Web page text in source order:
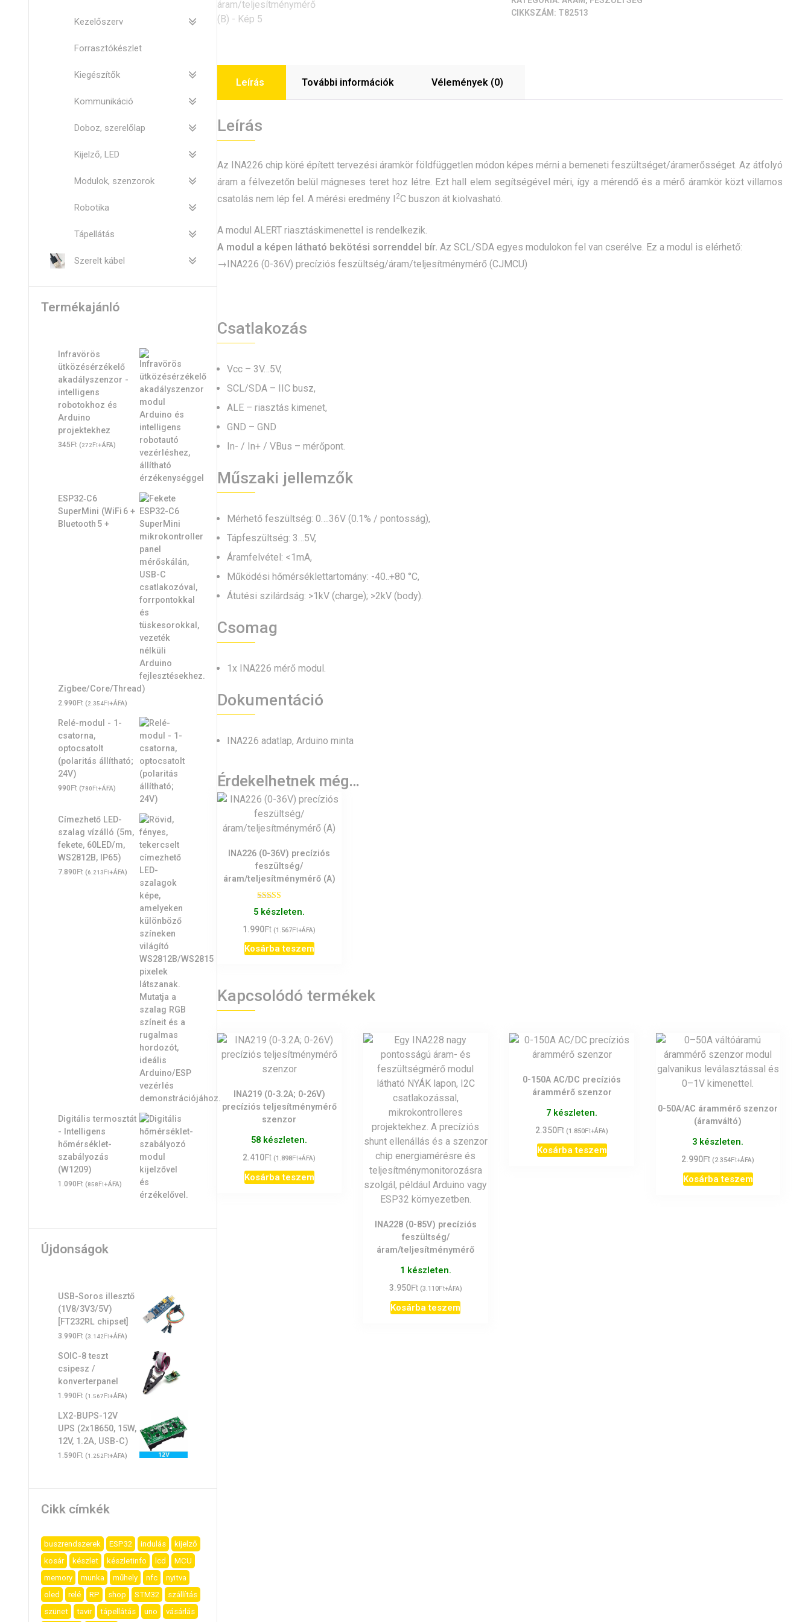
CIKKSZÁM: T82513
Leírás További információk Vélemények (0)
Leírás
Az INA226 chip köré épített tervezési áramkör földfüggetlen módon képes mérni a bemeneti feszültséget/áramerősséget. Az átfolyó
áram a félvezetőn belül mágneses teret hoz létre. Ezt hall elem segítségével méri, így a mérendő és a mérő áramkör közt villamos
csatolás nem lép fel. A mérési eredmény I 2C buszon át kiolvasható.
A modul ALERT riasztáskimenettel is rendelkezik.
A modul a képen látható bekötési sorrenddel bír. Az SCL/SDA egyes modulokon fel van cserélve. Ez a modul is elérhető:
→INA226 (0-36V) precíziós feszültség/áram/teljesítménymérő (CJMCU)
Csatlakozás
Vcc – 3V…5V,
SCL/SDA – IIC busz,
ALE – riasztás kimenet,
GND – GND
In- / In+ / VBus – mérőpont.
Műszaki jellemzők
Mérhető feszültség: 0….36V (0.1% / pontosság),
Tápfeszültség: 3…5V,
Áramfelvétel: <1mA,
Működési hőmérséklettartomány: -40..+80 °C,
Átutési szilárdság: >1kV (charge); >2kV (body).
Csomag
1x INA226 mérő modul.
Dokumentáció
INA226 adatlap, Arduino minta
Érdekelhetnek még…
INA226 (0-36V) precíziós
feszültség/
áram/teljesítménymérő (A)
Értékelés:
5.00
5 készleten.
1.990Ft (1.567Ft+ÁFA)
Kosárba teszem
Kapcsolódó termékek
INA219 (0-3.2A; 0-26V)
precíziós teljesítménymérő
szenzor
58 készleten.
2.410Ft (1.898Ft+ÁFA)
Kosárba teszem
INA228 (0-85V) precíziós
feszültség/
áram/teljesítménymérő
1 készleten.
3.950Ft (3.110Ft+ÁFA)
Kosárba teszem
0-150A AC/DC precíziós
árammérő szenzor
7 készleten.
2.350Ft (1.850Ft+ÁFA)
Kosárba teszem
0-50A/AC árammérő szenzor
(áramváltó)
3 készleten.
2.990Ft (2.354Ft+ÁFA)
Kosárba teszem
Kezelőszerv
Forrasztókészlet
Kiegészítők
Kommunikáció
Doboz, szerelőlap
Kijelző, LED
Modulok, szenzorok
Robotika
Tápellátás
Szerelt kábel
Termékajánló
Infravörös
ütközésérzékelő
akadályszenzor -
intelligens
robotokhoz és
Arduino
projektekhez
345Ft (272Ft+ÁFA)
ESP32‑C6
SuperMini (WiFi 6 +
Bluetooth 5 +
Zigbee/Core/Thread)
2.990Ft (2.354Ft+ÁFA)
Relé-modul - 1-
csatorna,
optocsatolt
(polaritás állítható;
24V)
990Ft (780Ft+ÁFA)
Címezhető LED-
szalag vízálló (5m,
fekete, 60LED/m,
WS2812B, IP65)
7.890Ft (6.213Ft+ÁFA)
Digitális termosztát
- Intelligens
hőmérséklet-
szabályozás
(W1209)
1.090Ft (858Ft+ÁFA)
Újdonságok
USB-Soros illesztő
(1V8/3V3/5V)
[FT232RL chipset]
3.990Ft (3.142Ft+ÁFA)
SOIC-8 teszt
csipesz /
konverterpanel
1.990Ft (1.567Ft+ÁFA)
LX2-BUPS-12V
UPS (2x18650, 15W,
12V, 1.2A, USB-C)
1.590Ft (1.252Ft+ÁFA)
Cikk címkék
buszrendszerek ESP32 indulás
kijelző
kosár
készlet készletinfo lcd
MCU
memory
munka műhely nfc
nyitva
oled
relé RP shop STM32
szállítás
szünet
tavir tápellátás uno vásárlás